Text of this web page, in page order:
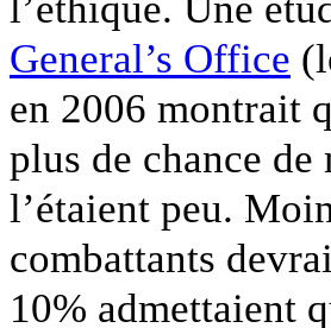
General’s Office
en 2006 montrait
plus de chance
l’étaient peu.
combattants
10% admettaient